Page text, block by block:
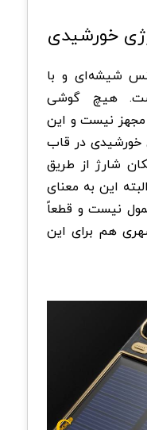
خورشیدی
شیشه‌ای و با
هیچ گوشی
مجهز نیست و این
خورشیدی در قاب
شارژ از طریق
این به معنای
نیست و قطعاً
هم برای این